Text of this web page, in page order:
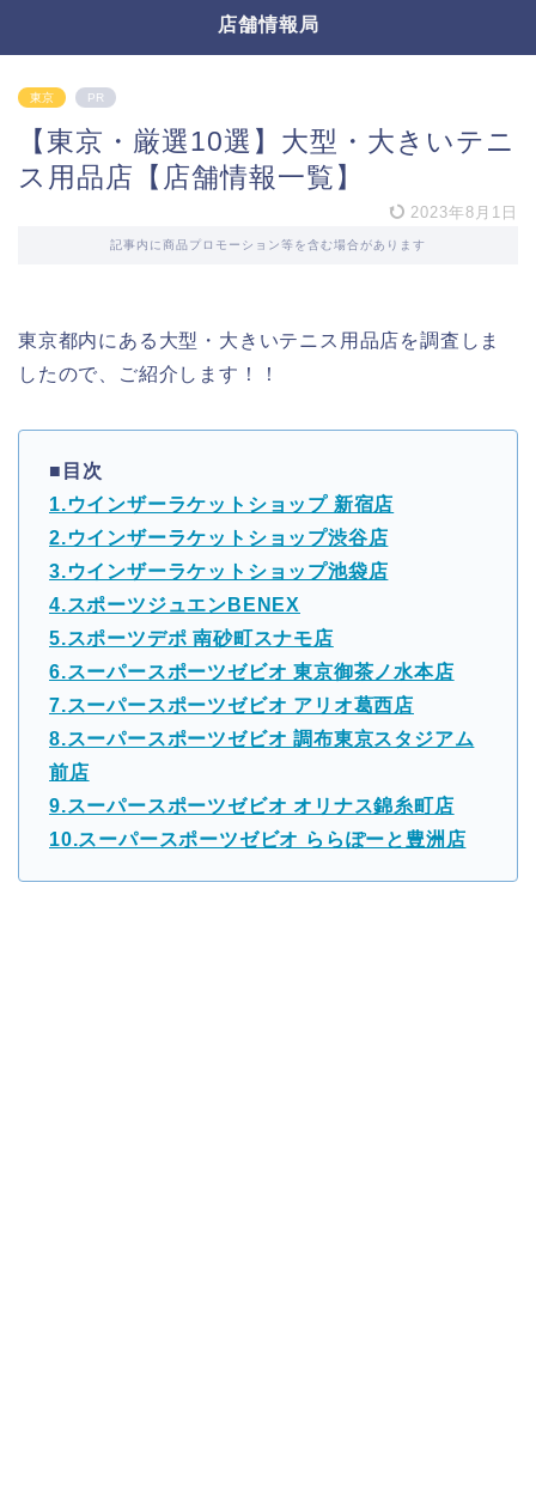
店舗情報局
東京 PR
【東京・厳選10選】大型・大きいテニ
ス用品店【店舗情報一覧】
2023年8月1日
記事内に商品プロモーション等を含む場合があります
東京都内にある大型・大きいテニス用品店を調査しま
したので、ご紹介します！！
■目次
1.ウインザーラケットショップ 新宿店
2.ウインザーラケットショップ渋谷店
3.ウインザーラケットショップ池袋店
4.スポーツジュエンBENEX
5.スポーツデポ 南砂町スナモ店
6.スーパースポーツゼビオ 東京御茶ノ水本店
7.スーパースポーツゼビオ アリオ葛西店
8.スーパースポーツゼビオ 調布東京スタジアム
前店
9.スーパースポーツゼビオ オリナス錦糸町店
10.スーパースポーツゼビオ ららぽーと豊洲店